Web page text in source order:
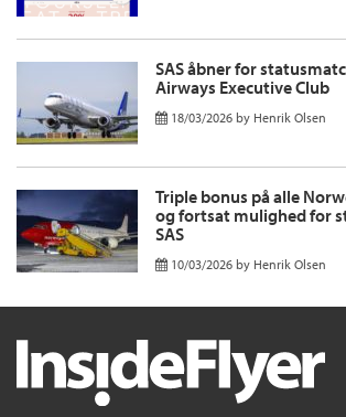
SAS åbner for
Airways Executive Club
18/03/2026 by Henrik Olsen
Triple bonus på alle
og fortsat mulighed for
SAS
10/03/2026 by Henrik Olsen